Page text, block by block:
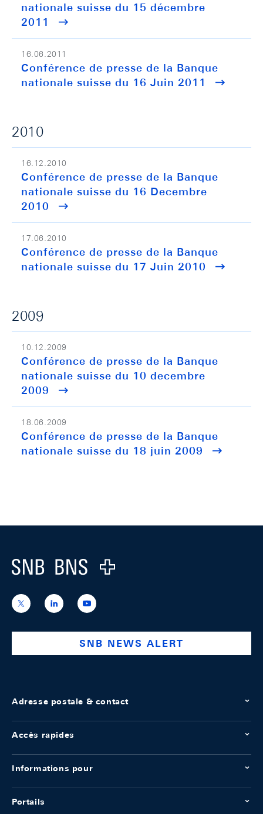
nationale suisse du 15 décembre
2011
16.06.2011
Conférence de presse de la Banque
nationale suisse du 16 Juin 2011
2010
16.12.2010
Conférence de presse de la Banque
nationale suisse du 16 Decembre
2010
17.06.2010
Conférence de presse de la Banque
nationale suisse du 17 Juin 2010
2009
10.12.2009
Conférence de presse de la Banque
nationale suisse du 10 decembre
2009
18.06.2009
Conférence de presse de la Banque
nationale suisse du 18 juin 2009
Footer
Logo
https://x.com/snb_bns
https://ch.linkedin.com/company/swiss-
national-
https://www.youtube.com/
SNB NEWS ALERT
Adresse postale & contact
Accès rapides
Informations pour
Portails